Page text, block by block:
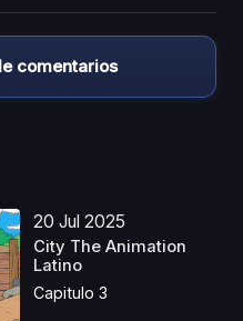
comentarios
20 Jul 2025
City The Animation
Latino
Capitulo 3